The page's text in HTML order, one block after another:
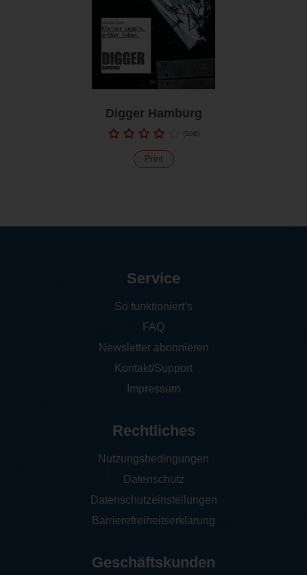
Digger Hamburg
(108)
Print
Service
So funktioniert‘s
FAQ
Newsletter abonnieren
Kontakt/Support
Impressum
Rechtliches
Nutzungsbedingungen
Datenschutz
Datenschutzeinstellungen
Barrierefreiheitserklärung
Geschäftskunden